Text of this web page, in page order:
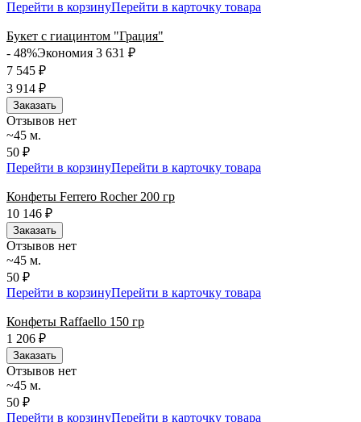
Перейти в корзинуПерейти в карточку товара
Букет с гиацинтом "Грация"
- 48%Экономия 3 631 ₽
7 545 ₽
3 914 ₽
Заказать
Отзывов нет
~45 м.
50 ₽
Перейти в корзинуПерейти в карточку товара
Конфеты Ferrero Rocher 200 гр
10 146 ₽
Заказать
Отзывов нет
~45 м.
50 ₽
Перейти в корзинуПерейти в карточку товара
Конфеты Raffaello 150 гр
1 206 ₽
Заказать
Отзывов нет
~45 м.
50 ₽
Перейти в корзинуПерейти в карточку товара